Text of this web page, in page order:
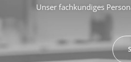
Unser fachkundiges